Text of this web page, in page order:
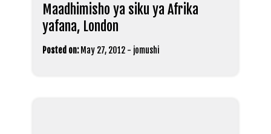
Maadhimisho ya siku ya Afrika
yafana, London
Posted on: May 27, 2012 - jomushi